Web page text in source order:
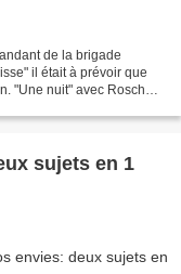
de la brigade
il était à prévoir que
"Une nuit" avec Roschdy
sujets en 1